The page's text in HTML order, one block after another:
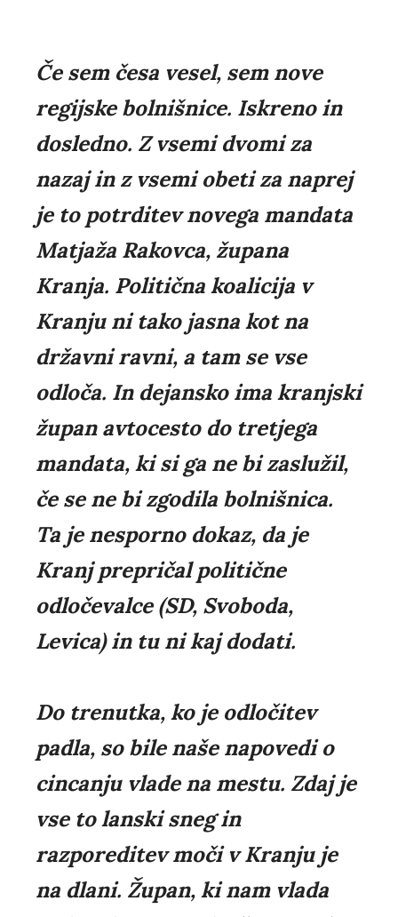
Če sem česa vesel, sem nove
regijske bolnišnice. Iskreno in
dosledno. Z vsemi dvomi za
nazaj in z vsemi obeti za naprej
je to potrditev novega mandata
Matjaža Rakovca, župana
Kranja. Politična koalicija v
Kranju ni tako jasna kot na
državni ravni, a tam se vse
odloča. In dejansko ima kranjski
župan avtocesto do tretjega
mandata, ki si ga ne bi zaslužil,
če se ne bi zgodila bolnišnica.
Ta je nesporno dokaz, da je
Kranj prepričal politične
odločevalce (SD, Svoboda,
Levica) in tu ni kaj dodati.
Do trenutka, ko je odločitev
padla, so bile naše napovedi o
cincanju vlade na mestu. Zdaj je
vse to lanski sneg in
razporeditev moči v Kranju je
na dlani. Župan, ki nam vlada